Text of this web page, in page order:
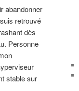
abandonner
retrouvé
dès
Personne
stable sur